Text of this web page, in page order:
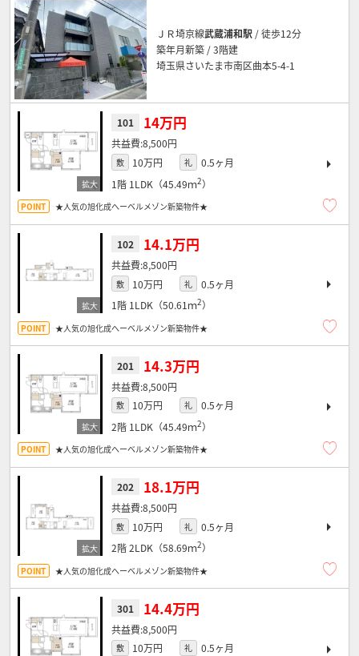
ＪＲ埼京線武蔵浦和駅 / 徒歩12分
築年月新築 / 3階建
埼玉県さいたま市南区曲本5-4-1
101 14万円
8,500円
敷 10万円 礼
0.5ヶ月
1階 1LDK（45.49ｍ2）
★人気の旭化成へーベルメゾン新築物件★
102 14.1万円
8,500円
敷 10万円 礼
0.5ヶ月
1階 1LDK（50.61ｍ2）
★人気の旭化成へーベルメゾン新築物件★
201 14.3万円
8,500円
敷 10万円 礼
0.5ヶ月
2階 1LDK（45.49ｍ2）
★人気の旭化成へーベルメゾン新築物件★
202 18.1万円
8,500円
敷 10万円 礼
0.5ヶ月
2階2LDK（58.69ｍ2）
★人気の旭化成へーベルメゾン新築物件★
301 14.4万円
8,500円
敷 10万円 礼
0.5ヶ月